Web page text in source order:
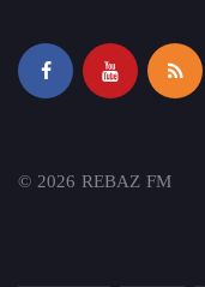
© 2026 REBAZ FM